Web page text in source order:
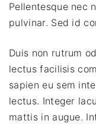
Pellentesque nec
pulvinar. Sed id
Duis non rutrum
lectus facilisis
sapien eu sem
lectus. Integer
mattis in augue.